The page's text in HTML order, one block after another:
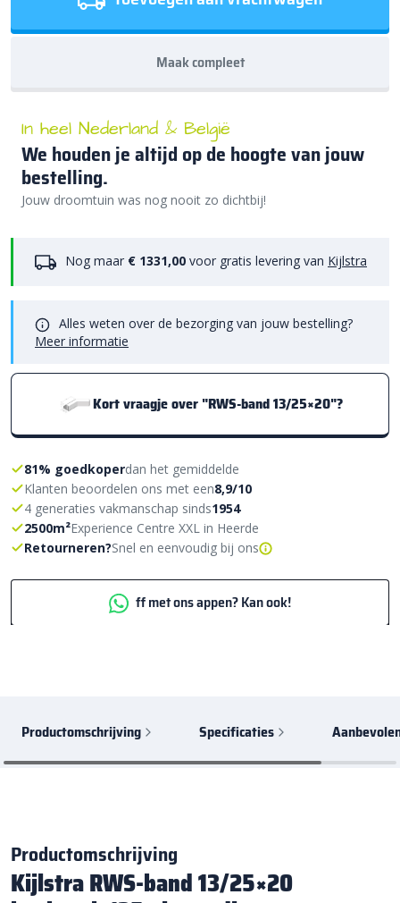
Maak compleet
In heel Nederland & België
We houden je altijd op de hoogte van jouw
bestelling.
Jouw droomtuin was nog nooit zo dichtbij!
Nog maar € 1331,00 voor gratis levering van Kijlstra
Alles weten over de bezorging van jouw bestelling?
Meer informatie
Kort vraagje over "RWS-band 13/25×20"?
81% goedkoperdan het gemiddelde
Klanten beoordelen ons met een8,9/10
4 generaties vakmanschap sinds1954
2500m²Experience Centre XXL in Heerde
Retourneren?Snel en eenvoudig bij ons
ff met ons appen? Kan ook!
Productomschrijving Specificaties
Productomschrijving
Kijlstra RWS-band 13/25×20